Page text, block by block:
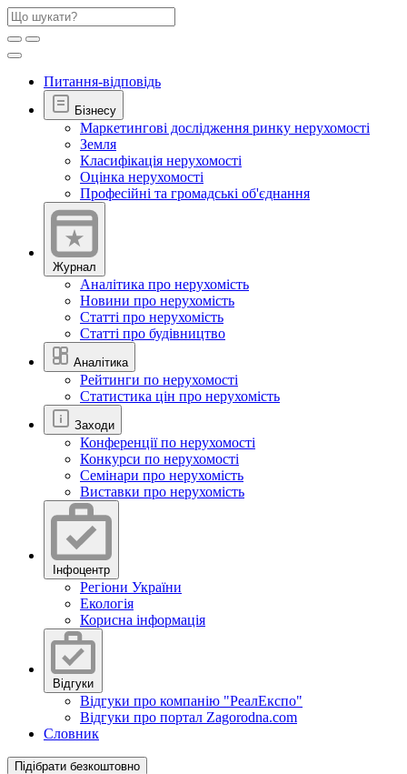
Питання-відповідь
Бізнесу
Маркетингові дослідження ринку нерухомості
Земля
Класифікація нерухомості
Оцінка нерухомості
Професійні та громадські об'єднання
Журнал
Аналітика про нерухомість
Новини про нерухомість
Статті про нерухомість
Статті про будівництво
Аналітика
Рейтинги по нерухомості
Статистика цін про нерухомість
Заходи
Конференції по нерухомості
Конкурси по нерухомості
Семінари про нерухомість
Виставки про нерухомість
Інфоцентр
Регіони України
Екологія
Корисна інформація
Відгуки
Відгуки про компанію "РеалЕкспо"
Відгуки про портал Zagorodna.com
Словник
Підібрати безкоштовно